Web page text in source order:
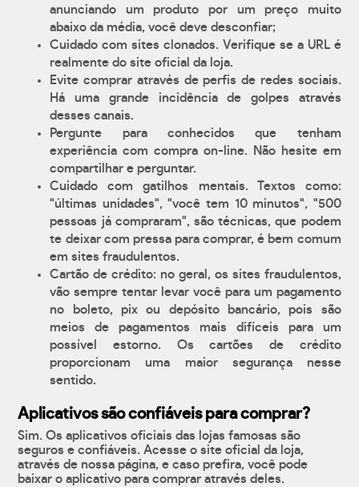
anunciando um produto por um preço muito
abaixo da média, você deve desconfiar;
Cuidado com sites clonados. Verifique se a URL é
realmente do site oficial da loja.
Evite comprar através de perfis de redes sociais.
Há uma grande incidência de golpes através
desses canais.
Pergunte para conhecidos que tenham
experiência com compra on-line. Não hesite em
compartilhar e perguntar.
Cuidado com gatilhos mentais. Textos como:
"últimas unidades", "você tem 10 minutos", "500
pessoas já compraram", são técnicas, que podem
te deixar com pressa para comprar, é bem comum
em sites fraudulentos.
Cartão de crédito: no geral, os sites fraudulentos,
vão sempre tentar levar você para um pagamento
no boleto, pix ou depósito bancário, pois são
meios de pagamentos mais difíceis para um
possível estorno. Os cartões de crédito
proporcionam uma maior segurança nesse
sentido.
Aplicativos são confiáveis para comprar?
Sim. Os aplicativos oficiais das lojas famosas são
seguros e confiáveis. Acesse o site oficial da loja,
através de nossa página, e caso prefira, você pode
baixar o aplicativo para comprar através deles.